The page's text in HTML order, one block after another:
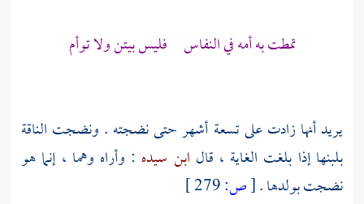
تمطت به أمه في النفاس فليس بيتن ولا توأم
يريد أنها زادت على تسعة أشهر حتى نضجته . ونضجت الناقة
بلبنها إذا بلغت الغاية ، قال ابن سيده : وأراه وهما ، إنما هو
نضجت بولدها .[ص: